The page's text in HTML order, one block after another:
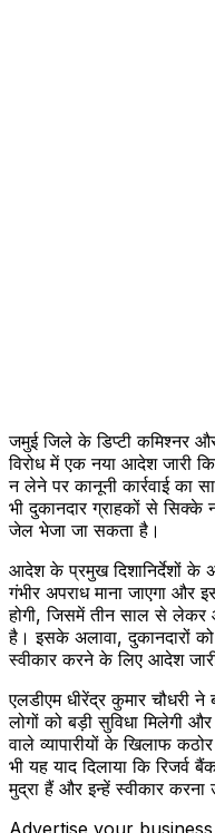
जमुई जिले के डिप्टी कमिश्नर
विरोध में एक नया आदेश जारी
न लेने पर कानूनी कार्रवाई
भी दुकानदार ग्राहकों से सिक्के
जेल भेजा जा सकता है।
आदेश के प्रमुख दिशानिर्देशों के
गंभीर अपराध माना जाएगा और
होगी, जिसमें तीन साल से
है। इसके अलावा, दुकानदारों
स्वीकार करने के लिए आदेश
एलडीएम धीरेंद्र कुमार चौधरी
लोगों को बड़ी सुविधा मिलेगी
वाले व्यापारीयों के खिलाफ
भी यह याद दिलाया कि रिजर्व
मुद्रा हैं और इन्हें स्वीकार करना
Advertise your